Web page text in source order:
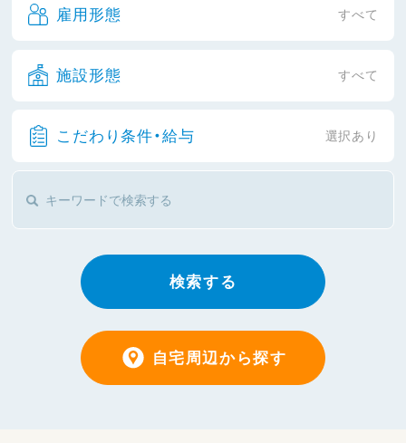
雇用形態 すべて
施設形態 すべて
こだわり条件・給与 選択あり
検索する
自宅周辺から探す